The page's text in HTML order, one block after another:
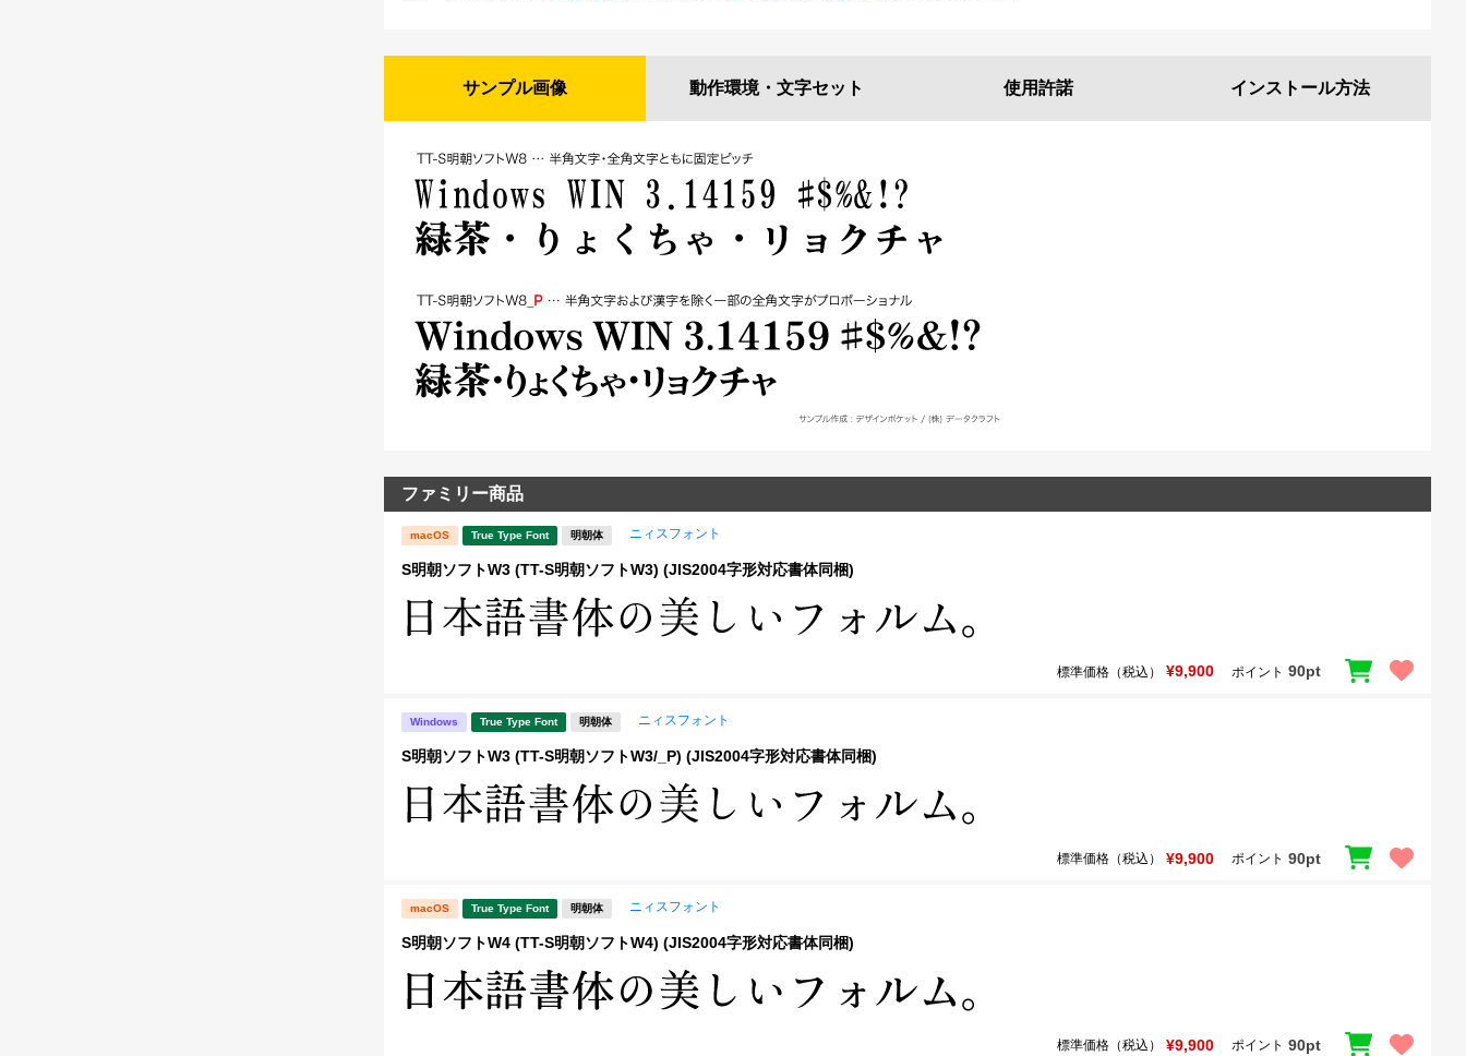
サンプル画像 動作環境・ 文字セット 使用許諾 インストール方法
ファミリー商品
macOS True Type Font 明朝体 ニィスフォント
S明朝ソフトW3 (TT-S明朝ソフトW3) (JIS2004字形対応書体同梱)
標準価格（税込） ¥9,900 ポイント 90pt
Windows True Type Font 明朝体 ニィスフォント
S明朝ソフトW3 (TT-S明朝ソフトW3/_P) (JIS2004字形対応書体同梱)
標準価格（税込） ¥9,900 ポイント 90pt
macOS True Type Font 明朝体 ニィスフォント
S明朝ソフトW4 (TT-S明朝ソフトW4) (JIS2004字形対応書体同梱)
標準価格（税込） ¥9,900 ポイント 90pt